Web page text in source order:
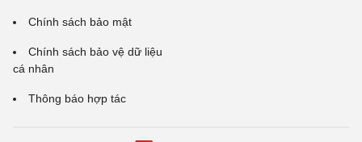
Chính sách bảo mật
Chính sách bảo vệ dữ liệu
cá nhân
Thông báo hợp tác